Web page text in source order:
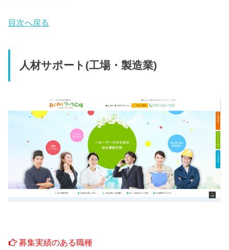
目次へ戻る
人材サポート(工場・製造業)
募集実績のある職種